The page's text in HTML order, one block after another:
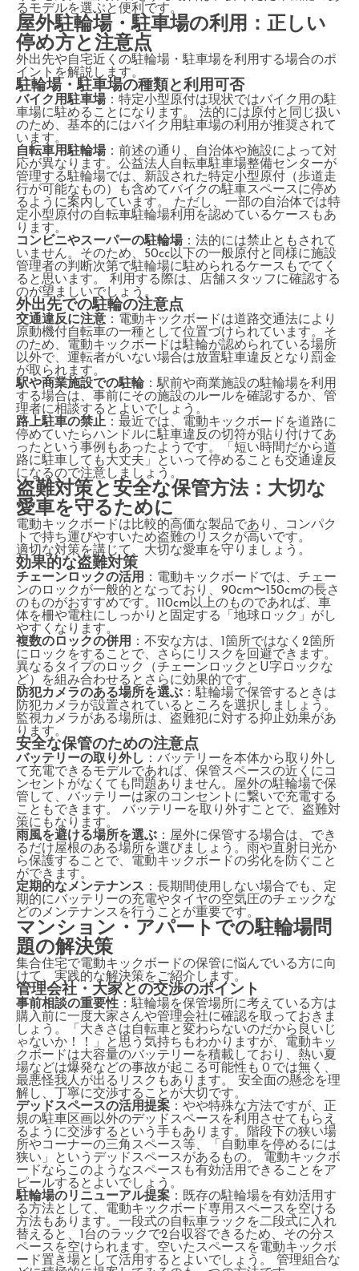
るモデルを選ぶと便利です。
屋外駐輪場・駐車場の利用：正しい
停め方と注意点
外出先や自宅近くの駐輪場・駐車場を利用する場合のポ
イントを解説します。
駐輪場・駐車場の種類と利用可否
バイク用駐車場：特定小型原付は現状ではバイク用の駐
車場に駐めることになります。 法的には原付と同じ扱い
のため、基本的にはバイク用駐車場の利用が推奨されて
います。
自転車用駐輪場：前述の通り、自治体や施設によって対
応が異なります。公益法人自転車駐車場整備センターが
管理する駐輪場では、新設された特定小型原付（歩道走
行が可能なもの）も含めてバイクの駐車スペースに停め
るように案内しています。 ただし、一部の自治体では特
定小型原付の自転車駐輪場利用を認めているケースもあ
ります。
コンビニやスーパーの駐輪場：法的には禁止ともされて
いません。そのため、50cc以下の一般原付と同様に施設
管理者の判断次第で駐輪場に駐められるケースもでてく
ると思います。 利用する際は、店舗スタッフに確認する
のが望ましいでしょう。
外出先での駐輪の注意点
交通違反に注意 ：電動キックボードは道路交通法により
原動機付自転車の一種として位置づけられています。そ
のため、電動キックボードは駐輪が認められている場所
以外で、運転者がいない場合は放置駐車違反となり罰金
が取られます。
駅や商業施設での駐輪 ：駅前や商業施設の駐輪場を利用
する場合は、事前にその施設のルールを確認するか、管
理者に相談するとよいでしょう。
路上駐車の禁止 ：最近では、電動キックボードを道路に
停めていたらハンドルに駐車違反の切符が貼り付けてあ
ったという事例もあったようです。「短い時間だから道
路に駐車しても大丈夫」といって停めることも交通違反
になるので注意しましょう。
盗難対策と安全な保管方法：大切な
愛車を守るために
電動キックボードは比較的高価な製品であり、コンパク
トで持ち運びやすいため盗難のリスクが高いです。
適切な対策を講じて、大切な愛車を守りましょう。
効果的な盗難対策
チェーンロックの活用
：電動キックボードでは、チェー
ンのロックが一般的となっており、90cm〜150cmの長さ
のものがおすすめです。110cm以上のものであれば、車
体を柵や電柱にしっかりと固定する「地球ロック」がし
やすくなります。
複数のロックの併用
：不安な方は、1箇所ではなく2箇所
にロックをすることで、さらにリスクを回避できます。
異なるタイプのロック（チェーンロックとU字ロックな
ど）を組み合わせるとさらに効果的です。
防犯カメラのある場所を選ぶ ：駐輪場で保管するときは
防犯カメラが設置されているところを選択しましょう。
監視カメラがある場所は、盗難犯に対する抑止効果があ
ります。
安全な保管のための注意点
バッテリーの取り外し ：バッテリーを本体から取り外し
て充電できるモデルであれば、保管スペースの近くにコ
ンセントがなくても問題ありません。屋外の駐輪場で保
管して、バッテリーは家のコンセントに繋いで充電する
こともできます。 バッテリーを取り外すことで、盗難対
策にもなります。
雨風を避ける場所を選ぶ ：屋外に保管する場合は、でき
るだけ屋根のある場所を選びましょう。雨や直射日光か
ら保護することで、電動キックボードの劣化を防ぐこと
ができます。
定期的なメンテナンス ：長期間使用しない場合でも、定
期的にバッテリーの充電やタイヤの空気圧のチェックな
どのメンテナンスを行うことが重要です。
マンション・アパートでの駐輪場問
題の解決策
集合住宅で電動キックボードの保管に悩んでいる方に向
けて、実践的な解決策をご紹介します。
管理会社・大家との交渉のポイント
事前相談の重要性 ：駐輪場を保管場所に考えている方は
購入前に一度大家さんや管理会社に確認を取っておきま
しょう。「大きさは自転車と変わらないのだから良いじ
ゃないか！！」と思う気持ちもわかりますが、電動キッ
クボードは大容量のバッテリーを積載しており、熱い夏
場などは爆発などの事故が起こる可能性も０では無く、
最悪怪我人が出るリスクもあります。 安全面の懸念を理
解し、丁寧に交渉することが大切です。
デッドスペースの活用提案 ：やや特殊な方法ですが、正
規の駐車区画以外のデッドスペースを利用させてもらえ
るように交渉するという手もあります。階段下の狭い場
所やコーナーの三角スペース等、「自動車を停めるには
狭い」というデッドスペースがあるもの。 電動キックボ
ードならこのようなスペースも有効活用できることをア
ピールするとよいでしょう。
駐輪場のリニューアル提案 ：既存の駐輪場を有効活用す
る方法として、電動キックボード専用スペースを空ける
方法もあります。一段式の自転車ラックを二段式に入れ
替えると、1台のラックで2台収容できるため、その分ス
ペースを空けられます。空いたスペースを電動キックボ
ード置き場として活用するとよいでしょう。 管理組合な